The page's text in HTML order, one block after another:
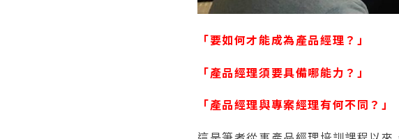
「要如何才能成為產品經理？」
「產品經理須要具備哪能力？」
「產品經理與專案經理有何不同？」